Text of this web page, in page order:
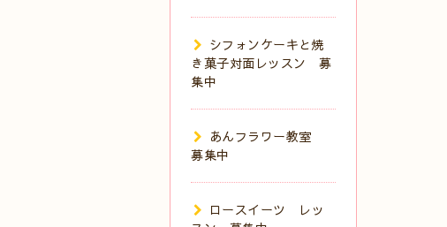
シフォンケーキと焼
き菓子対面レッスン 募
集中
あんフラワー教室
募集中
ロースイーツ レッ